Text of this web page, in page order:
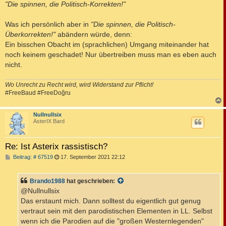
"Die spinnen, die Politisch-Korrekten!"
Was ich persönlich aber in "Die spinnen, die Politisch-
Überkorrekten!"abändern würde, denn:
Ein bisschen Obacht im (sprachlichen) Umgang miteinander hat
noch keinem geschadet! Nur übertreiben muss man es eben auch
nicht.
Wo Unrecht zu Recht wird, wird Widerstand zur Pflicht!
#FreeBaud #FreeDoğru
a
Nullnullsix
AsterIX Bard
Re: Ist Asterix rassistisch?
Beitrag: # 67519B
r
a
17. September 2021 22:12
Brando1988 hat geschrieben:
@Nullnullsix
Das erstaunt mich. Dann solltest du eigentlich gut genug
vertraut sein mit den parodistischen Elementen in LL. Selbst
wenn ich die Parodien auf die "großen Westernlegenden"